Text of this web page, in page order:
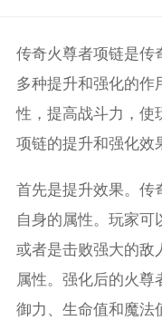
传奇火尊者项链是传
多种提升和强化的作
性，提高战斗力，使
项链的提升和强化效
首先是提升效果。传
自身的属性。玩家可
或者是击败强大的敌
属性。强化后的火尊
御力、生命值和魔法